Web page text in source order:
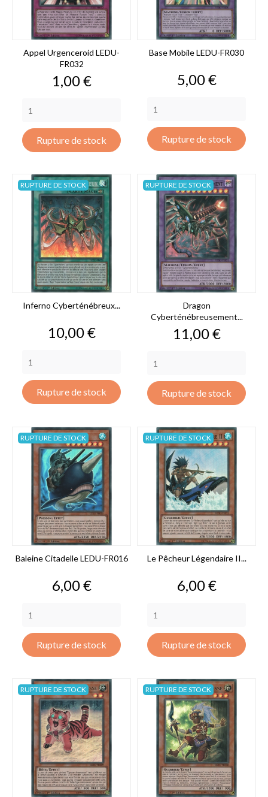
Appel Urgenceroid LEDU-
FR032
Prix
1,00 €
Rupture de stock
Base Mobile LEDU-FR030
Prix
5,00 €
Rupture de stock
Inferno Cyberténébreux...
Prix
10,00 €
Rupture de stock
RUPTURE DE STOCK
Dragon
Cyberténébreusement...
Prix
11,00 €
Rupture de stock
RUPTURE DE STOCK
Baleine Citadelle LEDU-FR016
Prix
6,00 €
Rupture de stock
RUPTURE DE STOCK
Le Pêcheur Légendaire II...
Prix
6,00 €
Rupture de stock
RUPTURE DE STOCK
RUPTURE DE STOCK RUPTURE DE STOCK